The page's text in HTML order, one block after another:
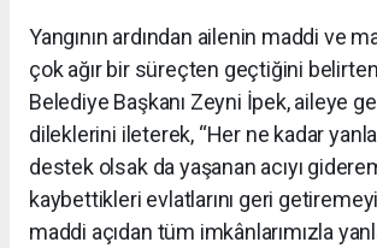
Yangının ardından ailenin maddi ve
çok ağır bir süreçten geçtiğini belirten
Belediye Başkanı Zeyni İpek, aileye
dileklerini ileterek, “Her ne kadar
destek olsak da yaşanan acıyı
kaybettikleri evlatlarını geri
maddi açıdan tüm imkânlarımızla